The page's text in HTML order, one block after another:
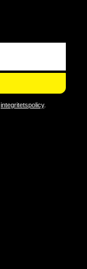
integritetspolicy.